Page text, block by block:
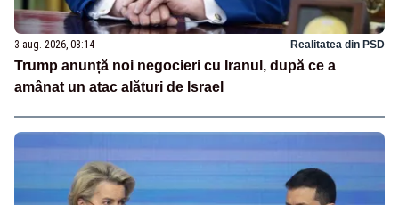
3 aug. 2026, 08:14 Realitatea din PSD
Trump anunță noi negocieri cu Iranul, după ce a
amânat un atac alături de Israel